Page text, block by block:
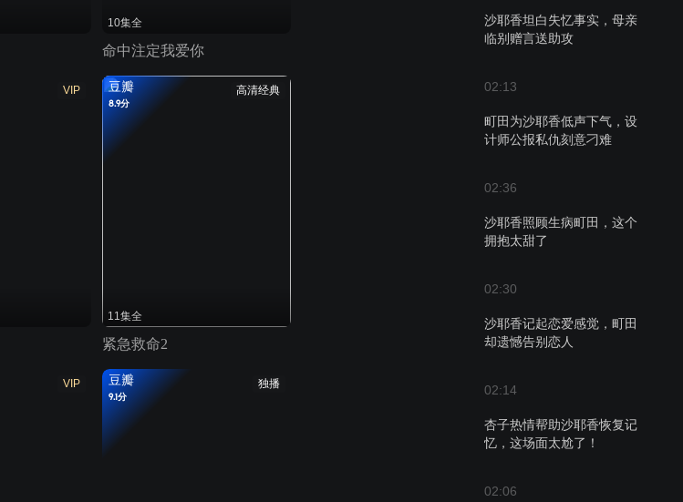
沙耶香坦白失忆事实，母亲
临别赠言送助攻
02:13
町田为沙耶香低声下气，设
计师公报私仇刻意刁难
02:36
沙耶香照顾生病町田，这个
拥抱太甜了
02:30
沙耶香记起恋爱感觉，町田
却遗憾告别恋人
02:14
杏子热情帮助沙耶香恢复记
忆，这场面太尬了！
02:06
10集全
命中注定我爱你
VIP 高清经典
豆瓣
8.9分
11集全
紧急救命2
VIP 独播
豆瓣
9.1分